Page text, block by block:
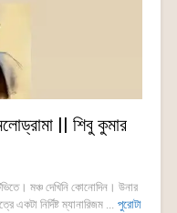
|| শিবু কুমার
মঞ্চ দেখিনি কোনোদিন। উনার
নির্দিষ্ট ম্যানারিজম ... পুরোটা